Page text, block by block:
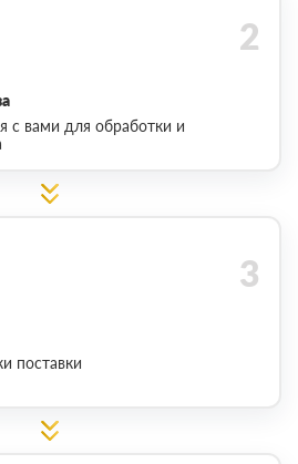
с вами для обработки и
поставки